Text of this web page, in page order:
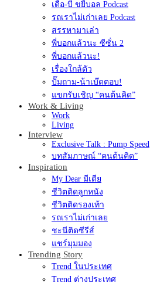
เดื่อ-บี ขยี้บอล Podcast
รถเราไม่เก่าเลย Podcast
สรรหามาเล่า
พี่บอกแล้วนะ ซีซั่น 2
พี่บอกแล้วนะ!
เรื่องใกล้ตัว
ปั๊มถาม-น้าเบ๊ดตอบ!
แขกรับเชิญ “คนต้นคิด”
Work & Living
Work
Living
Interview
Exclusive Talk : Pump Speed
บทสัมภาษณ์ “คนต้นคิด”
Inspiration
My Dear มีเดีย
ชีวิตติดลูกหนัง
ชีวิตติดรองเท้า
รถเราไม่เก่าเลย
ชะนีติดซีรีส์
แชร์มุมมอง
Trending Story
Trend ในประเทศ
Trend ต่างประเทศ